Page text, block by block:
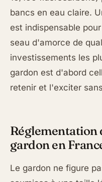
bancs en eau claire.
est indispensable
seau d'amorce de
investissements les
gardon est d'abord
retenir et l'exciter
Réglementation
gardon en
Le gardon ne figure